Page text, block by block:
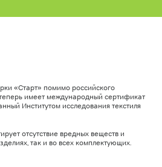
«Старт» помимо российского
имеет международный сертификат
Институтом исследования текстиля
отсутствие вредных веществ и
так и во всех комплектующих.